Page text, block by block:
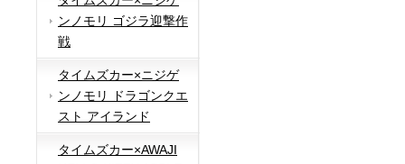
ンノモリ ゴジラ迎撃作
戦
タイムズカー×ニジゲ
ンノモリ ドラゴンクエ
スト アイランド
タイムズカー×AWAJI